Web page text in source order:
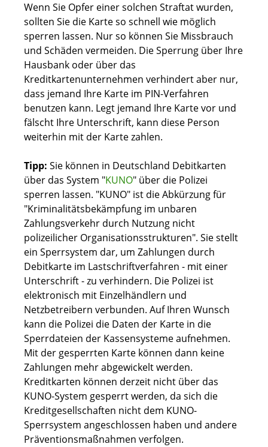
Wenn Sie Opfer einer solchen Straftat wurden,
sollten Sie die Karte so schnell wie möglich
sperren lassen. Nur so können Sie Missbrauch
und Schäden vermeiden. Die Sperrung über Ihre
Hausbank oder über das
Kreditkartenunternehmen verhindert aber nur,
dass jemand Ihre Karte im PIN-Verfahren
benutzen kann. Legt jemand Ihre Karte vor und
fälscht Ihre Unterschrift, kann diese Person
weiterhin mit der Karte zahlen.
Tipp: Sie können in Deutschland Debitkarten
über das System "KUNO" über die Polizei
sperren lassen. "KUNO" ist die Abkürzung für
"Kriminalitätsbekämpfung im unbaren
Zahlungsverkehr durch Nutzung nicht
polizeilicher Organisationsstrukturen". Sie stellt
ein Sperrsystem dar, um Zahlungen durch
Debitkarte im Lastschriftverfahren - mit einer
Unterschrift - zu verhindern. Die Polizei ist
elektronisch mit Einzelhändlern und
Netzbetreibern verbunden. Auf Ihren Wunsch
kann die Polizei die Daten der Karte in die
Sperrdateien der Kassensysteme aufnehmen.
Mit der gesperrten Karte können dann keine
Zahlungen mehr abgewickelt werden.
Kreditkarten können derzeit nicht über das
KUNO-System gesperrt werden, da sich die
Kreditgesellschaften nicht dem KUNO-
Sperrsystem angeschlossen haben und andere
Präventionsmaßnahmen verfolgen.